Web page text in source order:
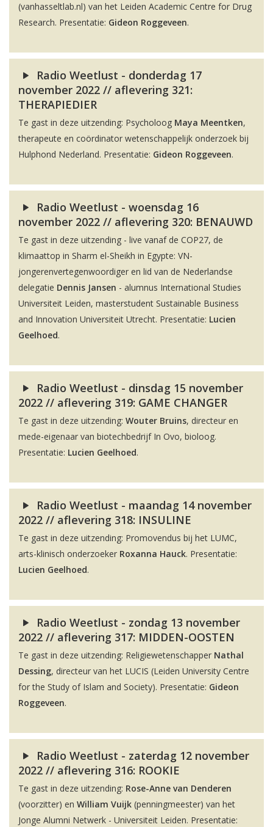
(vanhasseltlab.nl) van het Leiden Academic Centre for Drug
Research. Presentatie: Gideon Roggeveen.
Radio Weetlust - donderdag 17
november 2022 // aflevering 321:
THERAPIEDIER
Te gast in deze uitzending: Psycholoog Maya Meentken,
therapeute en coördinator wetenschappelijk onderzoek bij
Hulphond Nederland. Presentatie: Gideon Roggeveen.
Radio Weetlust - woensdag 16
november 2022 // aflevering 320: BENAUWD
Te gast in deze uitzending - live vanaf de COP27, de
klimaattop in Sharm el-Sheikh in Egypte: VN-
jongerenvertegenwoordiger en lid van de Nederlandse
delegatie Dennis Jansen - alumnus International Studies
Universiteit Leiden, masterstudent Sustainable Business
and Innovation Universiteit Utrecht. Presentatie: Lucien
Geelhoed.
Radio Weetlust - dinsdag 15 november
2022 // aflevering 319: GAME CHANGER
Te gast in deze uitzending: Wouter Bruins, directeur en
mede-eigenaar van biotechbedrijf In Ovo, bioloog.
Presentatie: Lucien Geelhoed.
Radio Weetlust - maandag 14 november
2022 // aflevering 318: INSULINE
Te gast in deze uitzending: Promovendus bij het LUMC,
arts-klinisch onderzoeker Roxanna Hauck. Presentatie:
Lucien Geelhoed.
Radio Weetlust - zondag 13 november
2022 // aflevering 317: MIDDEN-OOSTEN
Te gast in deze uitzending: Religiewetenschapper Nathal
Dessing, directeur van het LUCIS (Leiden University Centre
for the Study of Islam and Society). Presentatie: Gideon
Roggeveen.
Radio Weetlust - zaterdag 12 november
2022 // aflevering 316: ROOKIE
Te gast in deze uitzending: Rose-Anne van Denderen
(voorzitter) en William Vuijk (penningmeester) van het
Jonge Alumni Netwerk - Universiteit Leiden. Presentatie: